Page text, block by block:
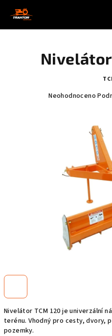
Nivelátor TCM 120 je univerzální
terénu. Vhodný pro cesty, dvory,
pozemky.
Nivelátor
Průměrné
hvězdiček.
Neohodnoceno